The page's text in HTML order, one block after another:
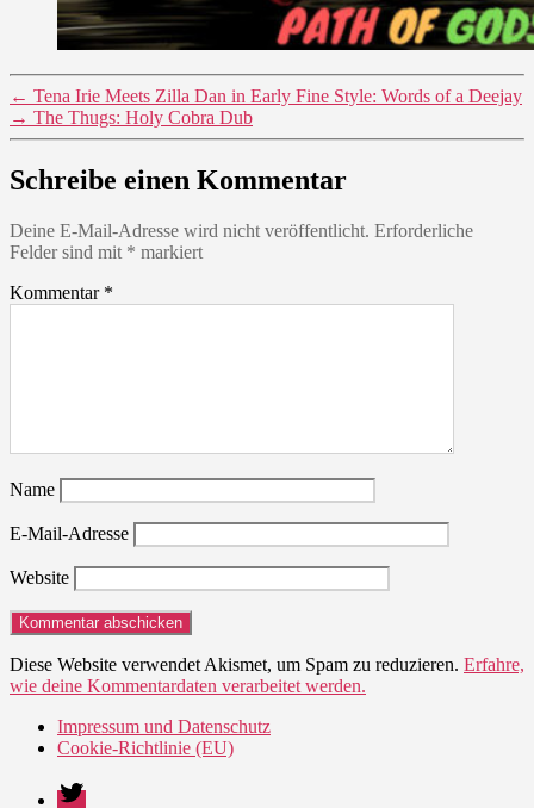
← Tena Irie Meets Zilla Dan in Early Fine Style: Words of a Deejay
→ The Thugs: Holy Cobra Dub
Schreibe einen Kommentar
Deine E-Mail-Adresse wird nicht veröffentlicht. Erforderliche
Felder sind mit * markiert
Kommentar *
Name
E-Mail-Adresse
Website
Diese Website verwendet Akismet, um Spam zu reduzieren. Erfahre,
wie deine Kommentardaten verarbeitet werden.
Impressum und Datenschutz
Cookie-Richtlinie (EU)
Twitter